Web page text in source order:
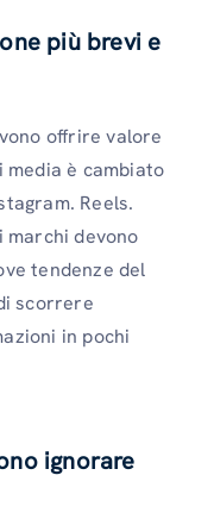
più brevi e
offrire valore
media è cambiato
Reels.
marchi devono
tendenze del
scorrere
in pochi
ignorare